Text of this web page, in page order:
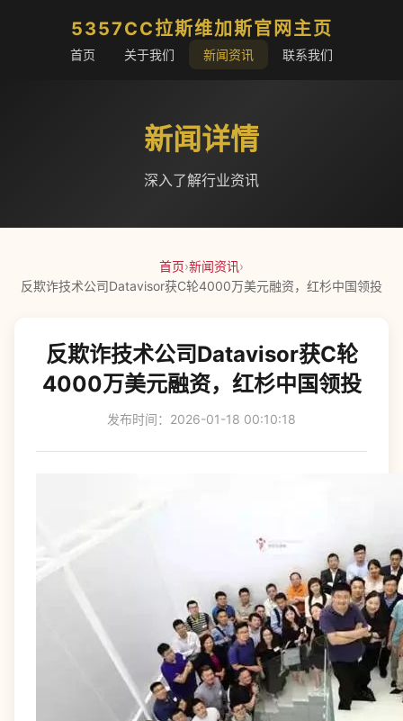
5357CC拉斯维加斯官网主页
首页 关于我们 新闻资讯 联系我们
新闻详情
深入了解行业资讯
首页›新闻资讯›
反欺诈技术公司Datavisor获C轮4000万美元融资，红杉中国领投
反欺诈技术公司Datavisor获C轮
4000万美元融资，红杉中国领投
发布时间：2026-01-18 00:10:18